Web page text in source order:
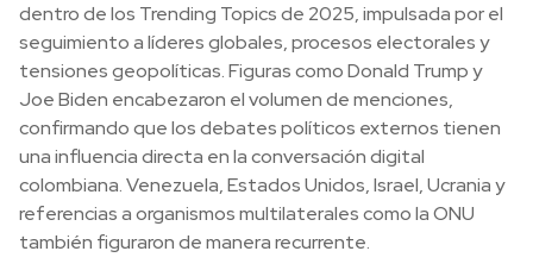
dentro de los Trending Topics de 2025, impulsada por el
seguimiento a líderes globales, procesos electorales y
tensiones geopolíticas. Figuras como Donald Trump y
Joe Biden encabezaron el volumen de menciones,
confirmando que los debates políticos externos tienen
una influencia directa en la conversación digital
colombiana. Venezuela, Estados Unidos, Israel, Ucrania y
referencias a organismos multilaterales como la ONU
también figuraron de manera recurrente.